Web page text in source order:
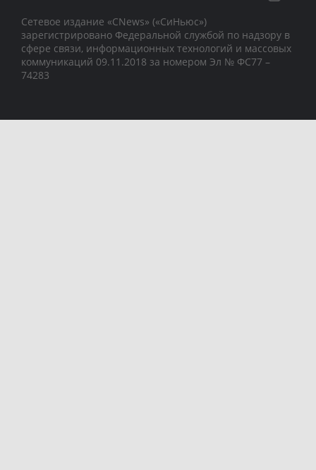
Сетевое издание «CNews» («СиНьюс»)
зарегистрировано Федеральной службой по надзору в
сфере связи, информационных технологий и массовых
коммуникаций 09.11.2018 за номером Эл № ФС77 –
74283